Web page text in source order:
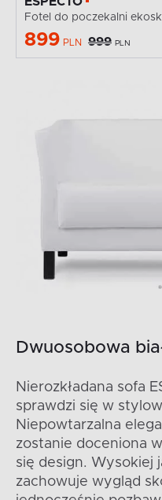
Fotel do poczekalni
899 PLN 999 PLN
Dwuosobowa
Nierozkładana sofa
sprawdzi się w
Niepowtarzalna
zostanie doceniona
się design. Wysokiej
zachowuje wygląd